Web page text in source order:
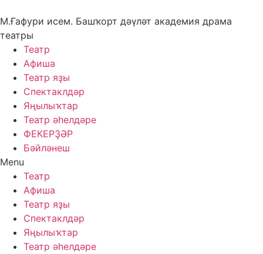
to
content
М.Ғафури исем. Башҡорт дәүләт академия драма
театры
Театр
Афиша
Театр яҙы
Спектаклдәр
Яңылыҡтар
Театр әһелдәре
ФЕКЕРҘӘР
Бәйләнеш
Menu
Театр
Афиша
Театр яҙы
Спектаклдәр
Яңылыҡтар
Театр әһелдәре